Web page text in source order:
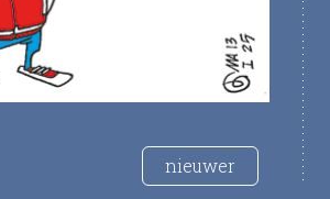
nieuwer